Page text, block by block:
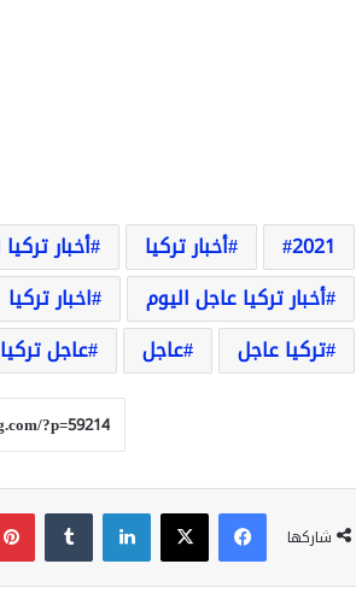
2021 أخبار تركيا أخبار
أخبار تركيا عاجل اليوم
اخبار تركيا
تركيا عاجل
عاجل عاجل تركيا
شاركها
فيسبوك‫X لينكدإن